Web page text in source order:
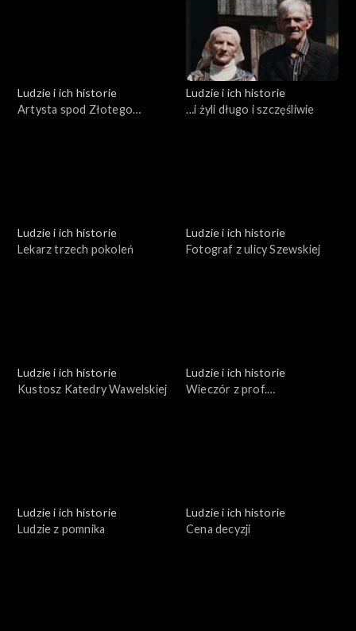
Ludzie i ich historie
Artysta spod Złotego
Ludzie i ich historie
…i żyli długo i szczęśliwie
Ludzie i ich historie
Lekarz trzech pokoleń
Ludzie i ich historie
Fotograf z ulicy Szewskiej
Ludzie i ich historie
Kustosz Katedry Wawelskiej
Ludzie i ich historie
Wieczór z prof.
Ludzie i ich historie
Ludzie z pomnika
Ludzie i ich historie
Cena decyzji